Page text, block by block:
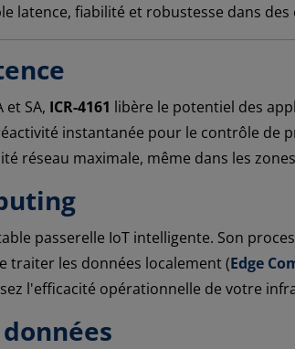
latence, fiabilité et robustesse dans
SA, ICR-4161 libère le potentiel des
instantanée pour le contrôle de
réseau maximale, même dans les
passerelle IoT intelligente. Son
traiter les données localement (Edge
l'efficacité opérationnelle de votre